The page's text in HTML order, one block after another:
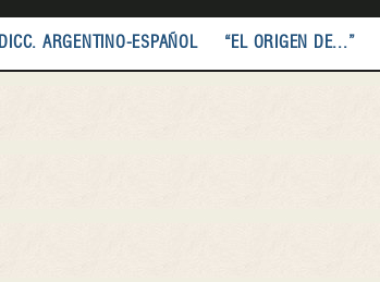
DICC. ARGENTINO-ESPAÑOL “EL ORIGEN DE...”